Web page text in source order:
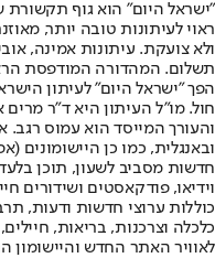
"ישראל היום" הוא גוף תקשורת
ראוי לעיתונות טובה יותר,
ולא צועקת. עיתונות אמינה,
הפך "ישראל היום" לעיתון
חול. מו"ל העיתון היא ד"ר
והעורך המייסד הוא עמוס
חדשות מסביב לשעון, תוכן
וידיאו, פודקאסטים ושידורים
כוללות ערוצי חדשות ודעות,
לאוויר האתר החדש